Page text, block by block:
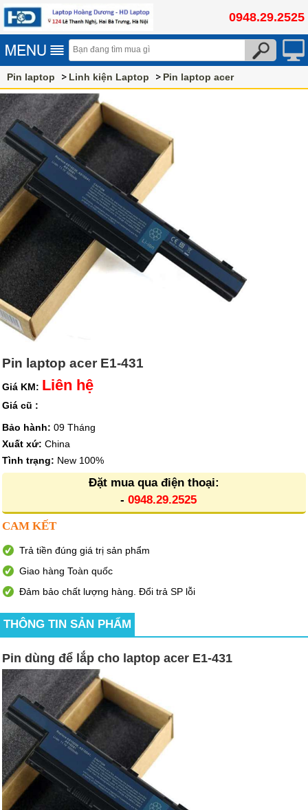
0948.29.2525
Pin laptop Linh kiện Laptop Pin laptop acer
Pin laptop acer E1-431
Giá KM: Liên hệ
Giá cũ :
Bảo hành: 09 Tháng
Xuất xứ: China
Tình trạng: New 100%
Đặt mua qua điện thoại:
- 0948.29.2525
CAM KẾT
Trả tiền đúng giá trị sản phẩm
Giao hàng Toàn quốc
Đảm bảo chất lượng hàng. Đổi trả SP lỗi
THÔNG TIN SẢN PHẨM
Pin dùng để lắp cho laptop acer E1-431